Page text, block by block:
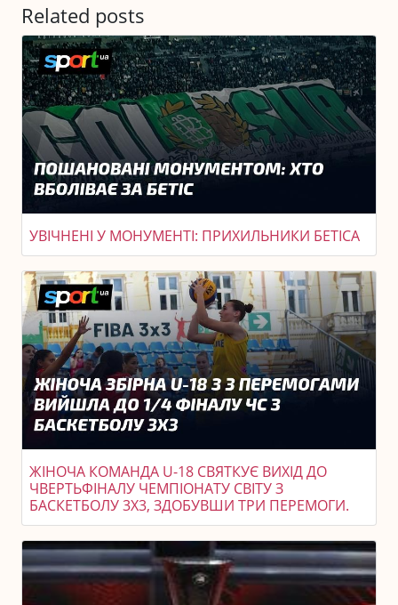
Related posts
УВІЧНЕНІ У МОНУМЕНТІ: ПРИХИЛЬНИКИ БЕТІСА
ЖІНОЧА КОМАНДА U-18 СВЯТКУЄ ВИХІД ДО
ЧВЕРТЬФІНАЛУ ЧЕМПІОНАТУ СВІТУ З
БАСКЕТБОЛУ 3X3, ЗДОБУВШИ ТРИ ПЕРЕМОГИ.